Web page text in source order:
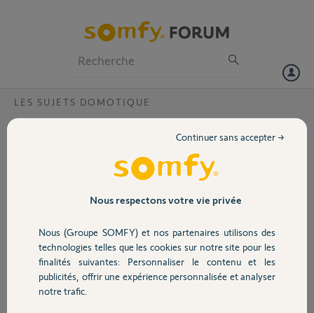
Volet
Sécurité
Domotique
LES SUJETS DOMOTIQUE
J'utilise la Tahoma Switch en Côte d'Ivoire et ce pays n'est pas
repertorié dans les pays "possibles" dans le champ des pays proposés.
Existe t'il une alternative pour choisir ce pays?
Thierry C.
il y a plus d'un an
Participer au fil de discussion
Nous respectons votre vie privée
Nous (Groupe SOMFY) et nos partenaires utilisons des
technologies telles que les cookies sur notre site pour les
finalités suivantes: Personnaliser le contenu et les
publicités, offrir une expérience personnalisée et analyser
notre trafic.
Continuer sans accepter →